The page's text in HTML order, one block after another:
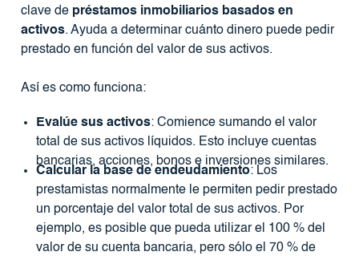
clave de préstamos inmobiliarios basados ​​en
activos. Ayuda a determinar cuánto dinero puede pedir
prestado en función del valor de sus activos.
Así es como funciona:
Evalúe sus activos: Comience sumando el valor
total de sus activos líquidos. Esto incluye cuentas
bancarias, acciones, bonos e inversiones similares.
Calcular la base de endeudamiento: Los
prestamistas normalmente le permiten pedir prestado
un porcentaje del valor total de sus activos. Por
ejemplo, es posible que pueda utilizar el 100 % del
valor de su cuenta bancaria, pero sólo el 70 % de